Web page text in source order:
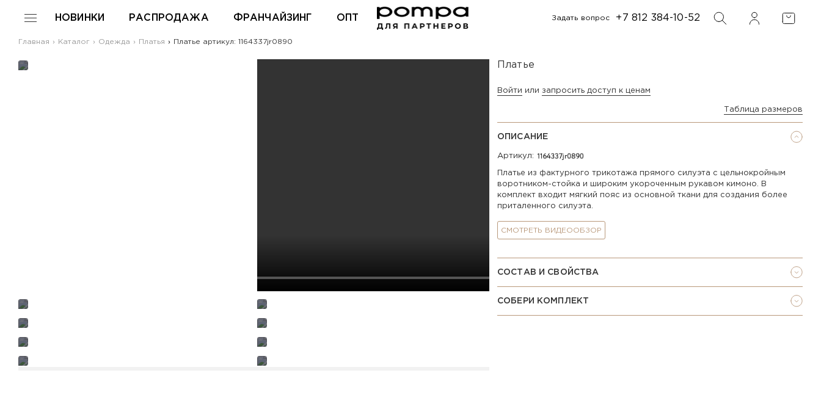
НОВИНКИ РАСПРОДАЖА ФРАНЧАЙЗИНГ ОПТ Задать вопрос +7 812 384-10-52 ФИЛЬТР
ПОИСК
Главная Каталог Одежда Платья Платье артикул: 1164337jr0890
Платье
Войти или запросить доступ к ценам
Таблица размеров
ОПИСАНИЕ
Артикул:
Платье из фактурного трикотажа прямого силуэта с цельнокройным
воротником-стойка и широким укороченным рукавом кимоно. В
комплект входит мягкий пояс из основной ткани для создания более
приталенного силуэта.
СМОТРЕТЬ ВИДЕООБЗОР
СОСТАВ И СВОЙСТВА
СОБЕРИ КОМПЛЕКТ